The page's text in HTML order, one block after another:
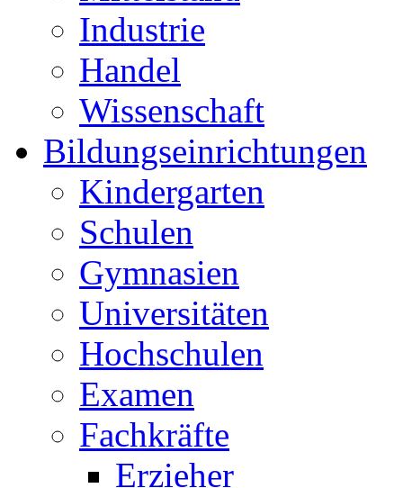
Industrie
Handel
Wissenschaft
Bildungseinrichtungen
Kindergarten
Schulen
Gymnasien
Universitäten
Hochschulen
Examen
Fachkräfte
Erzieher